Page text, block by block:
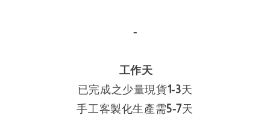
-
工作天
已完成之少量現貨1-3天
手工客製化生產需5-7天